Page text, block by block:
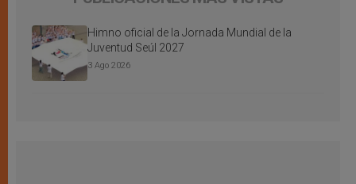
Himno oficial de la Jornada Mundial de la
Juventud Seúl 2027
3 Ago 2026